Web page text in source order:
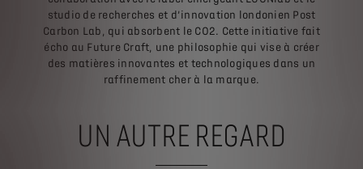
studio de recherches et d’innovation londonien Post
Carbon Lab, qui absorbent le CO2. Cette initiative fait
écho au Future Craft, une philosophie qui vise à créer
des matières innovantes et technologiques dans un
raffinement cher à la marque.
UN AUTRE REGARD